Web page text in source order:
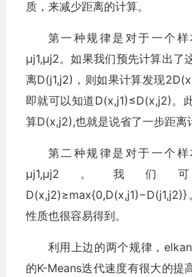
质，来减少距离的计算。
第一种规律是对于一个
μj1,μj2。如果我们预先计算出了
离D(j1,j2)，则如果计算发现
即就可以知道D(x,j1)≤D(x,j2)。
算D(x,j2),也就是说省了一步距离
第二种规律是对于一个
μj1,μj2。我们
性质也很容易得到。
利用上边的两个规律，
的K-Means迭代速度有很大的提